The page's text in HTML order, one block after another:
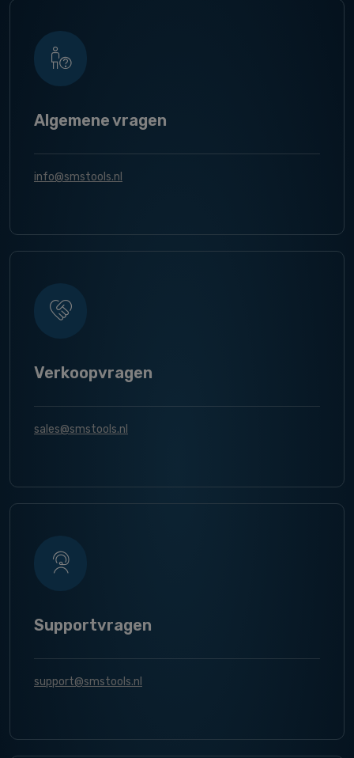
Algemene vragen
info@smstools.nl
Verkoopvragen
sales@smstools.nl
Supportvragen
support@smstools.nl